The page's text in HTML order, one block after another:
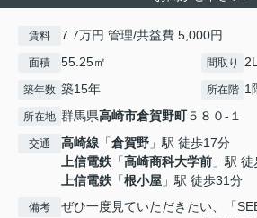
賃料 7.7万円 管理/共益費 5,000円
面積 55.25㎡ 間取り
築年数 築15年 所在階 1
所在地 群馬県高崎市倉賀野町５８０-１
交通 高崎線 「倉賀野 」駅 徒歩17分
上信電鉄 「高崎商科大学前 」駅
上信電鉄 「根小屋 」駅 徒歩31分
備考
ぜひ一度見ていただきたい、「